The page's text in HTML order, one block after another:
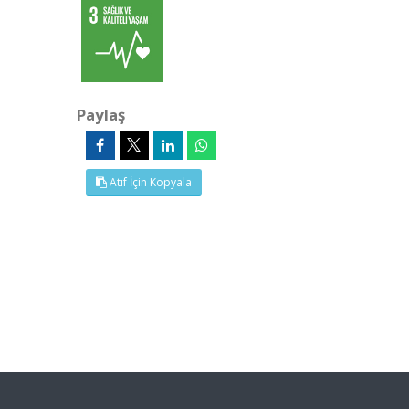
Paylaş
Atıf İçin Kopyala